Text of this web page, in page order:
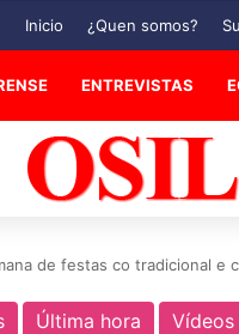
Inicio ¿Quen somos?
ENTREVISTAS
de festas co tradicional e
Última hora Vídeos